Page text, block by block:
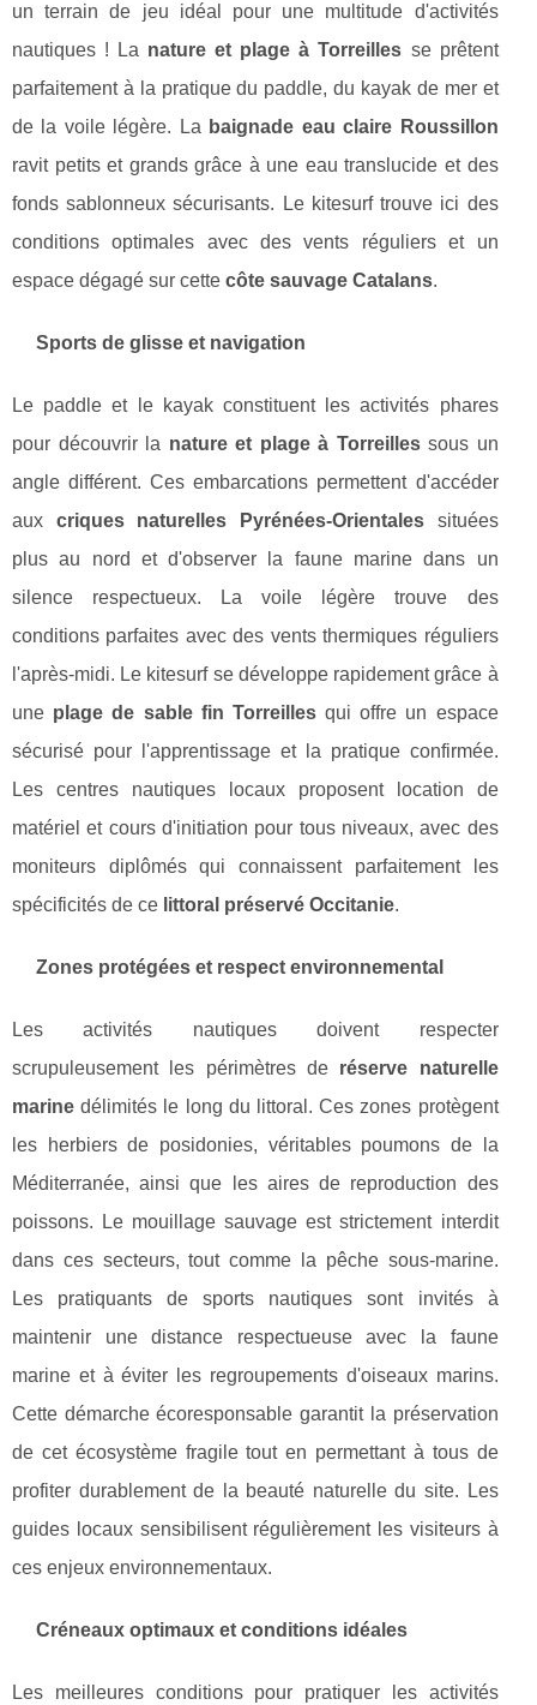
un terrain de jeu idéal pour une multitude d'activités
nautiques ! La nature et plage à Torreilles se prêtent
parfaitement à la pratique du paddle, du kayak de mer et
de la voile légère. La baignade eau claire Roussillon
ravit petits et grands grâce à une eau translucide et des
fonds sablonneux sécurisants. Le kitesurf trouve ici des
conditions optimales avec des vents réguliers et un
espace dégagé sur cette côte sauvage Catalans.
Sports de glisse et navigation
Le paddle et le kayak constituent les activités phares
pour découvrir la nature et plage à Torreillessous un
angle différent. Ces embarcations permettent d'accéder
aux criques naturelles Pyrénées-Orientalessituées
plus au nord et d'observer la faune marine dans un
silence respectueux. La voile légère trouve des
conditions parfaites avec des vents thermiques réguliers
l'après-midi. Le kitesurf se développe rapidement grâce à
une plage de sable fin Torreillesqui offre un espace
sécurisé pour l'apprentissage et la pratique confirmée.
Les centres nautiques locaux proposent location de
matériel et cours d'initiation pour tous niveaux, avec des
moniteurs diplômés qui connaissent parfaitement les
spécificités de ce littoral préservé Occitanie.
Zones protégées et respect environnemental
Les activités nautiques doivent respecter
scrupuleusement les périmètres de réserve naturelle
marine délimités le long du littoral. Ces zones protègent
les herbiers de posidonies, véritables poumons de la
Méditerranée, ainsi que les aires de reproduction des
poissons. Le mouillage sauvage est strictement interdit
dans ces secteurs, tout comme la pêche sous-marine.
Les pratiquants de sports nautiques sont invités à
maintenir une distance respectueuse avec la faune
marine et à éviter les regroupements d'oiseaux marins.
Cette démarche écoresponsable garantit la préservation
de cet écosystème fragile tout en permettant à tous de
profiter durablement de la beauté naturelle du site. Les
guides locaux sensibilisent régulièrement les visiteurs à
ces enjeux environnementaux.
Créneaux optimaux et conditions idéales
Les meilleures conditions pour pratiquer les activités